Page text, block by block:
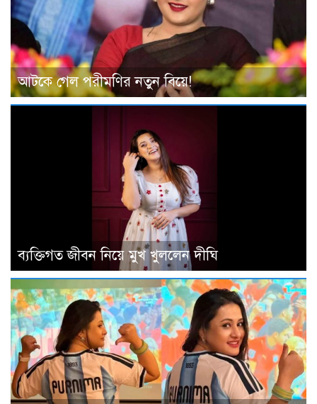
আটকে গেল পরীমণির নতুন বিয়ে!
ব্যক্তিগত জীবন নিয়ে মুখ খুললেন দীঘি